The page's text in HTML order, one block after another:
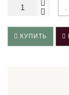
КУПИТЬ